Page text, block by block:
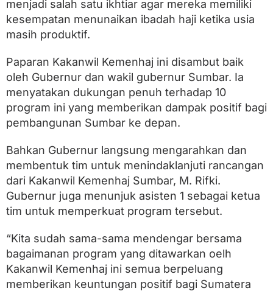
menjadi salah satu ikhtiar agar mereka memiliki
kesempatan menunaikan ibadah haji ketika usia
masih produktif.
Paparan Kakanwil Kemenhaj ini disambut baik
oleh Gubernur dan wakil gubernur Sumbar. Ia
menyatakan dukungan penuh terhadap 10
program ini yang memberikan dampak positif bagi
pembangunan Sumbar ke depan.
Bahkan Gubernur langsung mengarahkan dan
membentuk tim untuk menindaklanjuti rancangan
dari Kakanwil Kemenhaj Sumbar, M. Rifki.
Gubernur juga menunjuk asisten 1 sebagai ketua
tim untuk memperkuat program tersebut.
“Kita sudah sama-sama mendengar bersama
bagaimanan program yang ditawarkan oelh
Kakanwil Kemenhaj ini semua berpeluang
memberikan keuntungan positif bagi Sumatera